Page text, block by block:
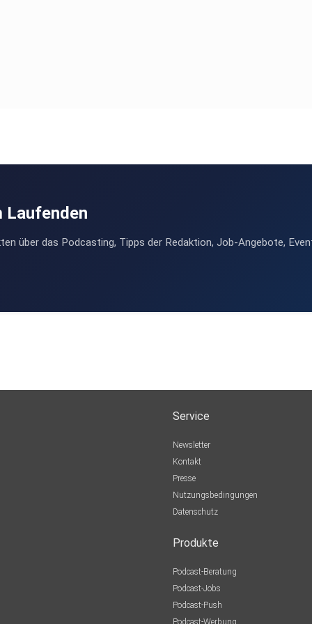
Laufenden
über das Podcasting, Tipps der Redaktion, Job-Angebote,
Service
Newsletter
Kontakt
Presse
Nutzungsbedingungen
Datenschutz
Produkte
Podcast-Beratung
Podcast-Jobs
Podcast-Push
Podcast-Werbung